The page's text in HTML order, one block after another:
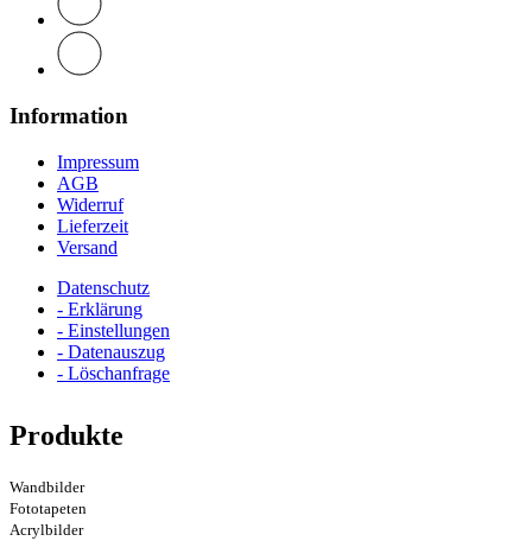
Information
Impressum
AGB
Widerruf
Lieferzeit
Versand
Datenschutz
- Erklärung
- Einstellungen
- Datenauszug
- Löschanfrage
Produkte
Wandbilder
Fototapeten
Acrylbilder